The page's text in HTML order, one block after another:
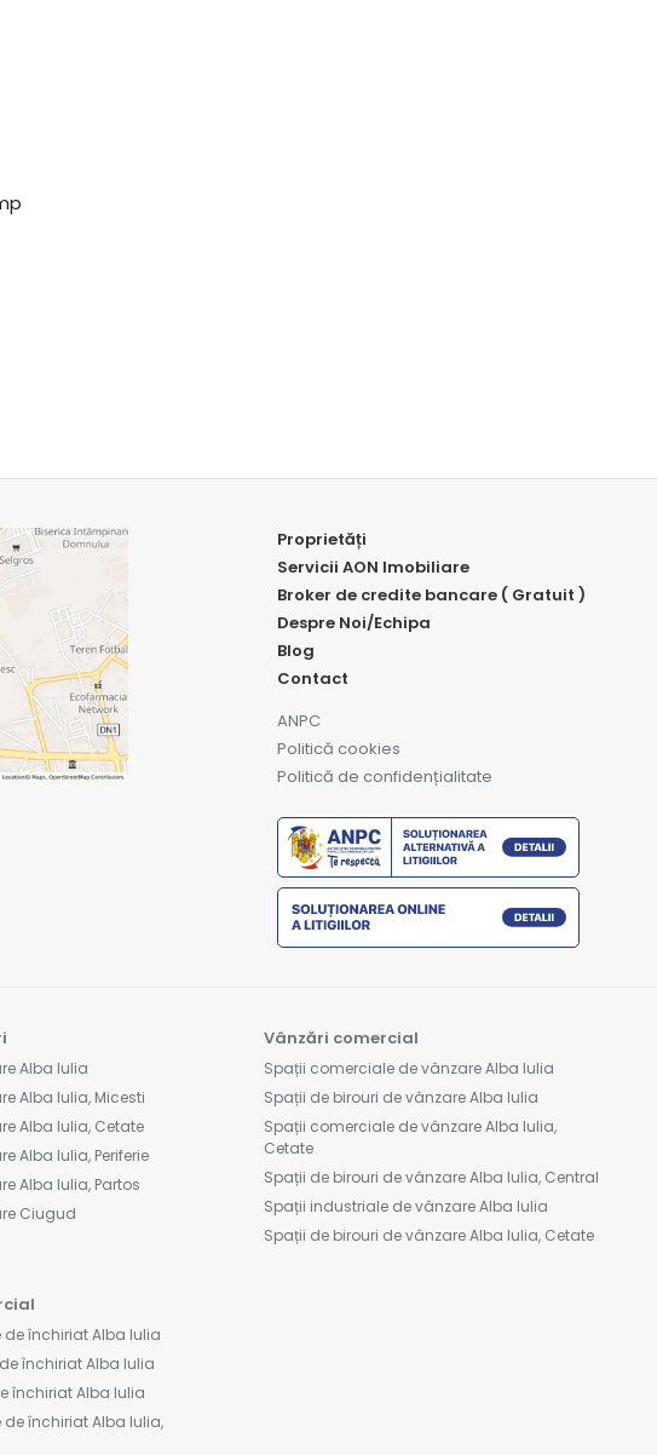
Proprietăți
Servicii AON Imobiliare
Broker de credite bancare ( Gratuit )
Despre Noi/Echipa
Blog
Contact
ANPC
Politică cookies
Politică de confidențialitate
Alba Iulia
Alba Iulia, Micesti
Alba Iulia, Cetate
Alba Iulia, Periferie
Alba Iulia, Partos
Ciugud
Vânzări comercial
Spații comerciale de vânzare Alba Iulia
Spații de birouri de vânzare Alba Iulia
Spații comerciale de vânzare Alba Iulia,
Cetate
Spații de birouri de vânzare Alba Iulia, Central
Spații industriale de vânzare Alba Iulia
Spații de birouri de vânzare Alba Iulia, Cetate
închiriat Alba Iulia
închiriat Alba Iulia
închiriat Alba Iulia
închiriat Alba Iulia,